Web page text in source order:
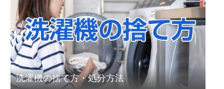
洗濯機の捨て方・処分方法